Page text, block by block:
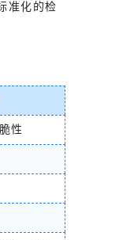
准化的检
性